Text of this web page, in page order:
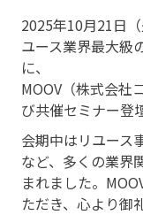
2025年10月21日
ユース業界最大級
に、
MOOV（株式会社
び共催セミナー登
会期中はリユース
など、多くの業界
まれました。
ただき、心より御